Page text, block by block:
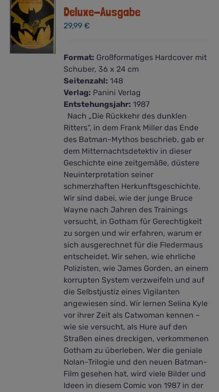
Deluxe-Ausgabe
29,99€
Format: Großformatiges Hardcover mit
Schuber, 36 x 24 cm
Seitenzahl: 148
Verlag: Panini Verlag
Entstehungsjahr: 1987
Nach „Die Rückkehr des dunklen
Ritters“, in dem Frank Miller das Ende
des Batman-Mythos beschrieb, gab er
dem Mitternachtsdetektiv in dieser
Geschichte eine zeitgemäße, düstere
Neuinterpretation seiner
schmerzhaften Herkunftsgeschichte.
Wir sind dabei, wie der junge Bruce
Wayne nach Jahren des Trainings
versucht, in Gotham für Gerechtigkeit
zu sorgen und wir erfahren, warum er
sich ausgerechnet für die Fledermaus
entscheidet. Wir sehen, wie ehrliche
Polizisten, wie James Gorden, an einem
korrupten System verzweifeln und auf
die Selbstjustiz eines Vigilanten
angewiesen sind. Wir lernen Selina Kyle
vor ihrer Zeit als Catwoman kennen –
wie sie versucht, als Hure auf den
Straßen eines dreckigen, verkommenen
Gotham zu überleben. Wer die geniale
Nolan-Trilogie und den neuen Batman-
Film gesehen hat, wird viele Bilder und
Ideen in diesem Comic von 1987 in der